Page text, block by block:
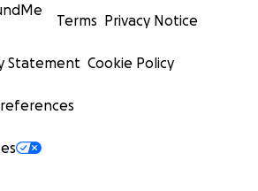
Terms Privacy Notice
Statement Cookie Policy